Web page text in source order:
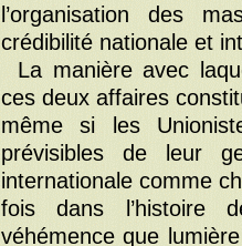
l’organisation des
crédibilité nationale et
La manière avec
ces deux affaires
même si les
prévisibles de leur
internationale comme
fois dans l’histoire
véhémence que